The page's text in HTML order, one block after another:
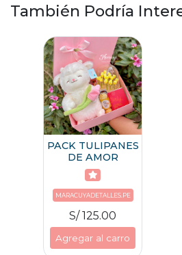
También Podría
PACK TULIPANES
DE AMOR
MARACUYADETALLES.PE
S/ 125.00
Agregar al carro